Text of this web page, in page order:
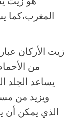
المغرب،كما
زيت الأركان
من
يساعد الجلد
ويزيد من
الذي يمكن أن